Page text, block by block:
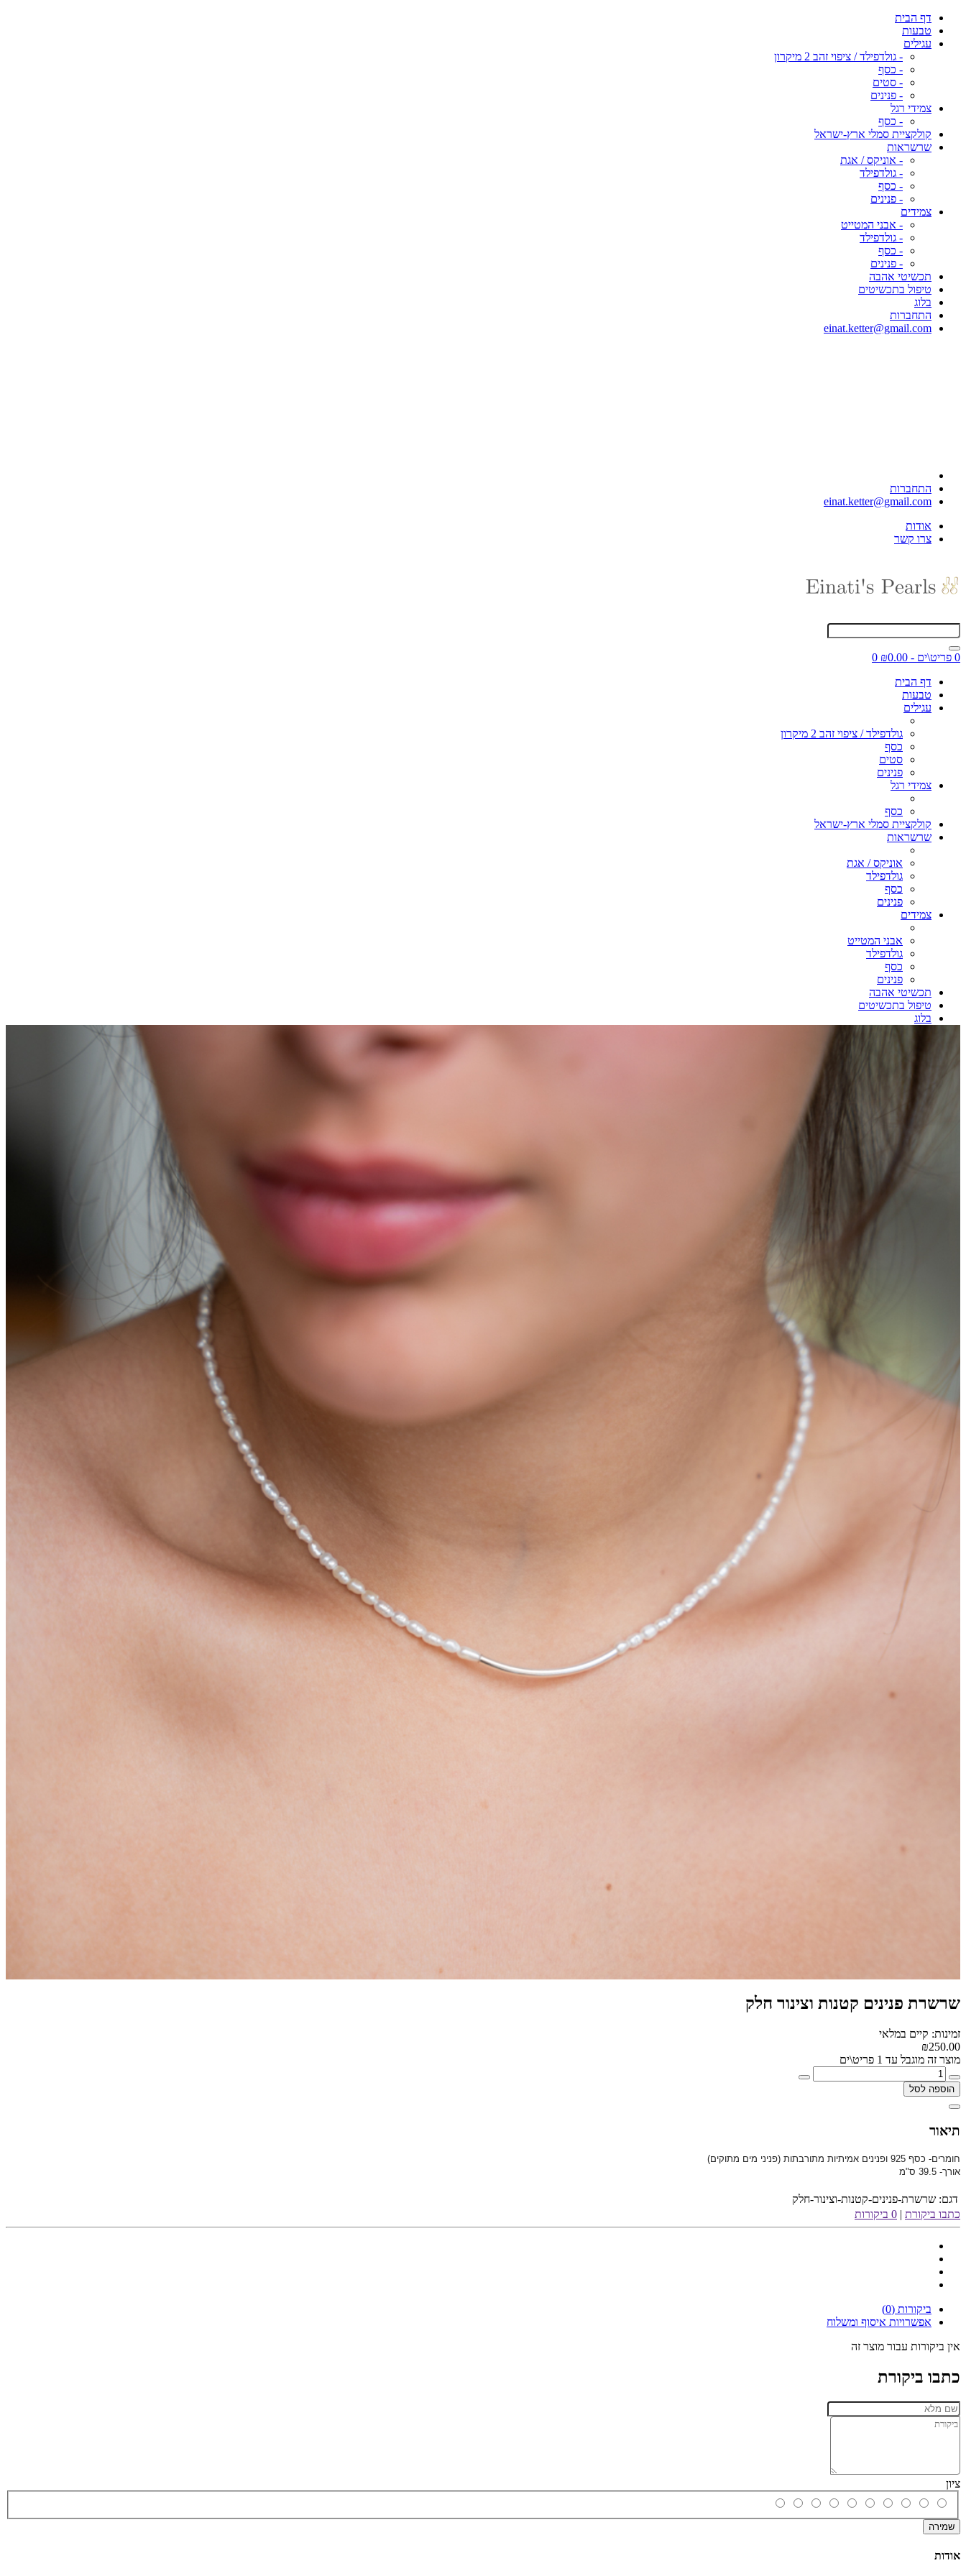
דף הבית
טבעות
עגילים
- גולדפילד / ציפוי זהב 2 מיקרון
- כסף
- סטים
- פנינים
צמידי רגל
- כסף
קולקציית סמלי ארץ-ישראל
שרשראות
- אוניקס / אגת
- גולדפילד
- כסף
- פנינים
צמידים
- אבני המטייט
- גולדפילד
- כסף
- פנינים
תכשיטי אהבה
טיפול בתכשיטים
בלוג
התחברות
einat.ketter@gmail.com
התחברות
einat.ketter@gmail.com
אודות
צרו קשר
0 פריט\ים - ₪0.00
0
דף הבית
טבעות
עגילים
גולדפילד / ציפוי זהב 2 מיקרון
כסף
סטים
פנינים
צמידי רגל
כסף
קולקציית סמלי ארץ-ישראל
שרשראות
אוניקס / אגת
גולדפילד
כסף
פנינים
צמידים
אבני המטייט
גולדפילד
כסף
פנינים
תכשיטי אהבה
טיפול בתכשיטים
בלוג
שרשרת פנינים קטנות וצינור חלק
זמינות: קיים במלאי
₪250.00
מוצר זה מוגבל עד 1 פריט\ים
הוספה לסל
תיאור
חומרים- כסף 925 ו
פנינים אמיתיות מתורבתות (פניני מים מתוקים)
אורך- 39.5 ס"מ
דגם: שרשרת-פנינים-קטנות-וצינור-חלק
כתבו ביקורת | 0 ביקורות
ביקורות (0)
אפשרויות איסוף ומשלוח
אין ביקורות עבור מוצר זה
כתבו ביקורת
ציון
שמירה
אודות